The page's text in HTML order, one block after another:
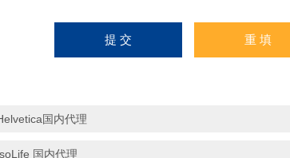
国内代理
国内代理